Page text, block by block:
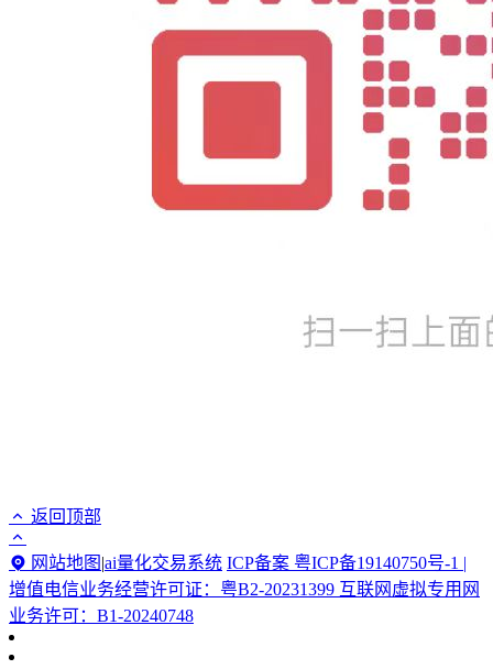
返回顶部
网站地图 |ai量化交易系统 ICP备案 粤ICP备19140750号-1 |
增值电信业务经营许可证：粤B2-20231399 互联网虚拟专用网
业务许可：B1-20240748